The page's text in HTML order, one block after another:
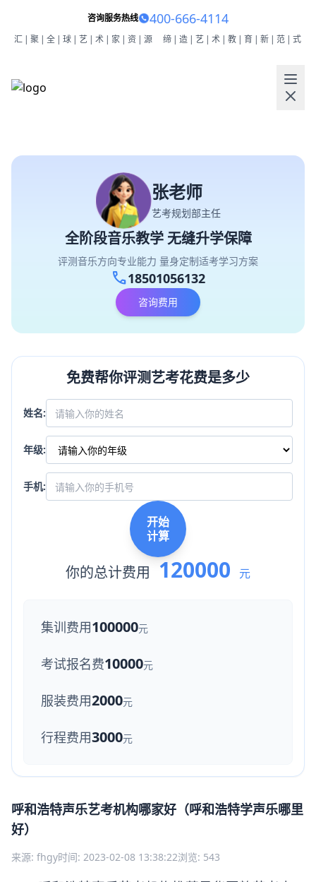
咨询服务热线 400-666-4114
汇|聚|全|球|艺|术|家|资|源 缔|造|艺|术|教|育|新|范|式
张老师
艺考规划部主任
全阶段音乐教学 无缝升学保障
评测音乐方向专业能力 量身定制适考学习方案
call18501056132
咨询费用
免费帮你评测艺考花费是多少
姓名:
年级:
手机:
开始
计算
你的总计费用 120000 元
集训费用100000元
考试报名费10000元
服装费用2000元
行程费用3000元
呼和浩特声乐艺考机构哪家好（呼和浩特学声乐哪里
好）
来源: fhgy时间: 2023-02-08 13:38:22浏览: 543